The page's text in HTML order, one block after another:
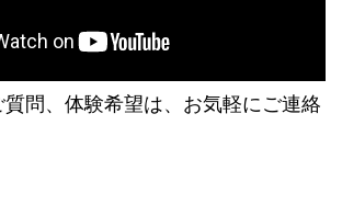
問、体験希望は、お気軽にご連絡